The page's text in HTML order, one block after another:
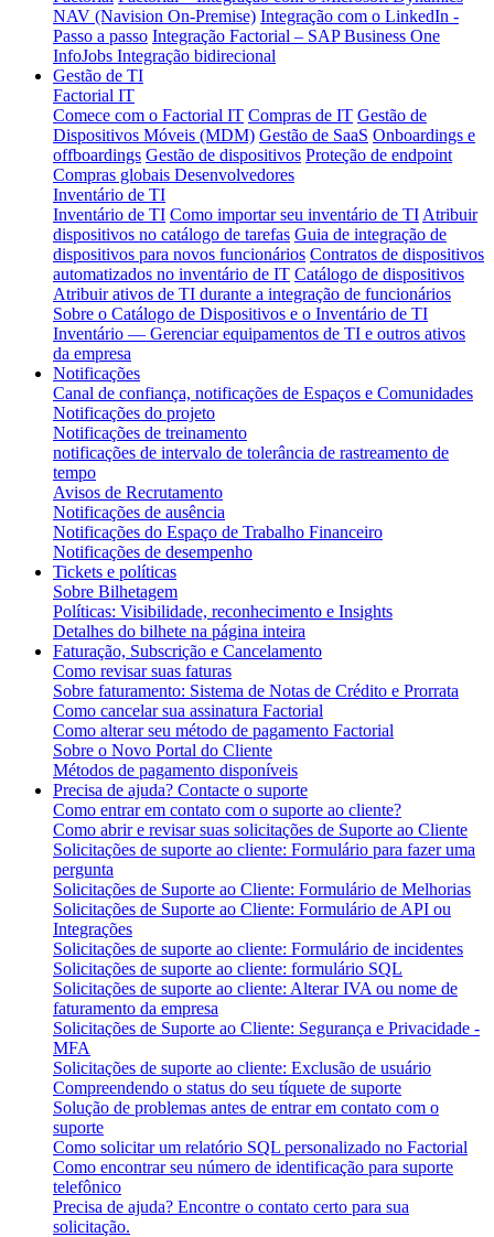
NAV (Navision On-Premise) Integração com o LinkedIn -
Passo a passo Integração Factorial – SAP Business One
InfoJobs Integração bidirecional
Gestão de TI
Factorial IT
Comece com o Factorial IT Compras de IT Gestão de
Dispositivos Móveis (MDM) Gestão de SaaS Onboardings e
offboardings Gestão de dispositivos Proteção de endpoint
Compras globais Desenvolvedores
Inventário de TI
Inventário de TI Como importar seu inventário de TI Atribuir
dispositivos no catálogo de tarefas Guia de integração de
dispositivos para novos funcionários Contratos de dispositivos
automatizados no inventário de IT Catálogo de dispositivos
Atribuir ativos de TI durante a integração de funcionários
Sobre o Catálogo de Dispositivos e o Inventário de TI
Inventário — Gerenciar equipamentos de TI e outros ativos
da empresa
Notificações
Canal de confiança, notificações de Espaços e Comunidades
Notificações do projeto
Notificações de treinamento
notificações de intervalo de tolerância de rastreamento de
tempo
Avisos de Recrutamento
Notificações de ausência
Notificações do Espaço de Trabalho Financeiro
Notificações de desempenho
Tickets e políticas
Sobre Bilhetagem
Políticas: Visibilidade, reconhecimento e Insights
Detalhes do bilhete na página inteira
Faturação, Subscrição e Cancelamento
Como revisar suas faturas
Sobre faturamento: Sistema de Notas de Crédito e Prorrata
Como cancelar sua assinatura Factorial
Como alterar seu método de pagamento Factorial
Sobre o Novo Portal do Cliente
Métodos de pagamento disponíveis
Precisa de ajuda? Contacte o suporte
Como entrar em contato com o suporte ao cliente?
Como abrir e revisar suas solicitações de Suporte ao Cliente
Solicitações de suporte ao cliente: Formulário para fazer uma
pergunta
Solicitações de Suporte ao Cliente: Formulário de Melhorias
Solicitações de Suporte ao Cliente: Formulário de API ou
Integrações
Solicitações de suporte ao cliente: Formulário de incidentes
Solicitações de suporte ao cliente: formulário SQL
Solicitações de suporte ao cliente: Alterar IVA ou nome de
faturamento da empresa
Solicitações de Suporte ao Cliente: Segurança e Privacidade -
MFA
Solicitações de suporte ao cliente: Exclusão de usuário
Compreendendo o status do seu tíquete de suporte
Solução de problemas antes de entrar em contato com o
suporte
Como solicitar um relatório SQL personalizado no Factorial
Como encontrar seu número de identificação para suporte
telefônico
Precisa de ajuda? Encontre o contato certo para sua
solicitação.